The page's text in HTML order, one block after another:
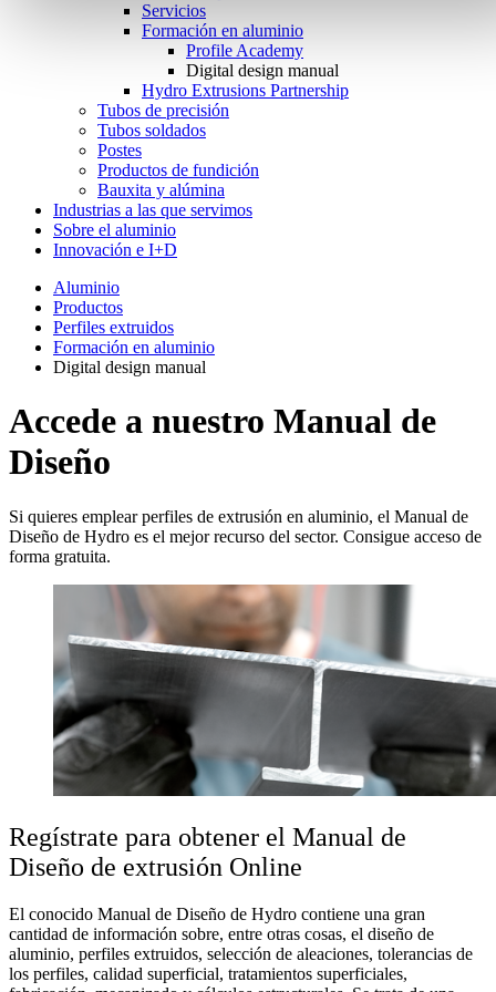
Servicios
Formación en aluminio
Profile Academy
Digital design manual
Hydro Extrusions Partnership
Tubos de precisión
Tubos soldados
Postes
Productos de fundición
Bauxita y alúmina
Industrias a las que servimos
Sobre el aluminio
Innovación e I+D
Aluminio
Productos
Perfiles extruidos
Formación en aluminio
Digital design manual
Accede a nuestro Manual de
Diseño
Si quieres emplear perfiles de extrusión en aluminio, el Manual de
Diseño de Hydro es el mejor recurso del sector. Consigue acceso de
forma gratuita.
Regístrate para obtener el Manual de
Diseño de extrusión Online
El conocido Manual de Diseño de Hydro contiene una gran
cantidad de información sobre, entre otras cosas, el diseño de
aluminio, perfiles extruidos, selección de aleaciones, tolerancias de
los perfiles, calidad superficial, tratamientos superficiales,